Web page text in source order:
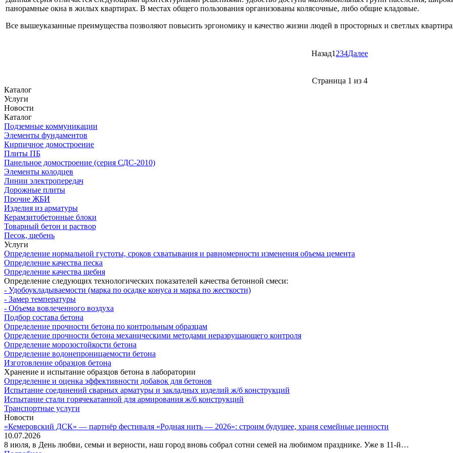
панорамные окна в жилых квартирах. В местах общего пользования организованы колясочные, либо общие кладовые.
Все вышеуказанные преимущества позволяют повысить эргономику и качество жизни людей в просторных и светлых
Назад1 234Далее
Страница 1 из 4
Каталог
Услуги
Новости
Каталог
Подземные коммуникации
Элементы фундаментов
Кирпичное домостроение
Плиты ПБ
Панельное домостроение (серия СДС-2010)
Элементы колодцев
Линии электропередач
Дорожные плиты
Прочие ЖБИ
Изделия из арматуры
Керамзитобетонные блоки
Товарный бетон и раствор
Песок, щебень
Услуги
Определение нормальной густоты, сроков схватывания и равномерности изменения объема цемента
Определение качества песка
Определение качества щебня
Определение следующих технологических показателей качества бетонной смеси:
- Удобоукладываемости (марка по осадке конуса и марка по жесткости)
- Замер температуры
- Объема вовлеченного воздуха
Подбор состава бетона
Определение прочности бетона по контрольным образцам
Определение прочности бетона механическими методами неразрушающего контроля
Определение морозостойкости бетона
Определение водонепроницаемости бетона
Изготовление образцов бетона
Хранение и испытание образцов бетона в лаборатории
Определение и оценка эффективности добавок для бетонов
Испытание соединений сварных арматуры и закладных изделий ж/б конструкций
Испытание стали горячекатанной для армирования ж/б конструкций
Транспортные услуги
Новости
«Кемеровский ДСК» — партнёр фестиваля «Родная нить — 2026»: строим будущее, храня семейные ценности
10.07.2026
8 июля, в День любви, семьи и верности, наш город вновь собрал сотни семей на любимом празднике. Уже в 11‑й…